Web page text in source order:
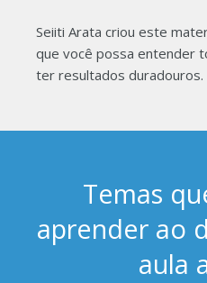
Seiiti Arata criou este
que você possa entender
ter resultados duradouros.
Temas
aprender ao
aula